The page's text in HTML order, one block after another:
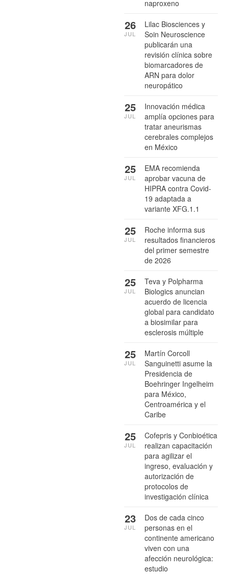
naproxeno
Lilac Biosciences y
Soin Neuroscience
publicarán una
revisión clínica sobre
biomarcadores de
ARN para dolor
neuropático
26
JUL
Innovación médica
amplía opciones para
tratar aneurismas
cerebrales complejos
en México
25
JUL
EMA recomienda
aprobar vacuna de
HIPRA contra Covid-
19 adaptada a
variante XFG.1.1
25
JUL
Roche informa sus
resultados financieros
del primer semestre
de 2026
25
JUL
Teva y Polpharma
Biologics anuncian
acuerdo de licencia
global para candidato
a biosimilar para
esclerosis múltiple
25
JUL
Martín Corcoll
Sanguinetti asume la
Presidencia de
Boehringer Ingelheim
para México,
Centroamérica y el
Caribe
25
JUL
Cofepris y Conbioética
realizan capacitación
para agilizar el
ingreso, evaluación y
autorización de
protocolos de
investigación clínica
25
JUL
Dos de cada cinco
personas en el
continente americano
viven con una
afección neurológica:
estudio
23
JUL